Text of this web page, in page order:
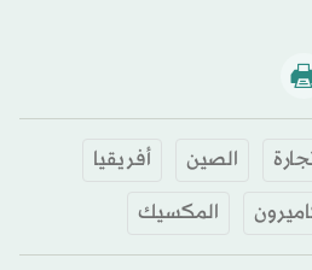
الصين
أفريقيا
المكسيك